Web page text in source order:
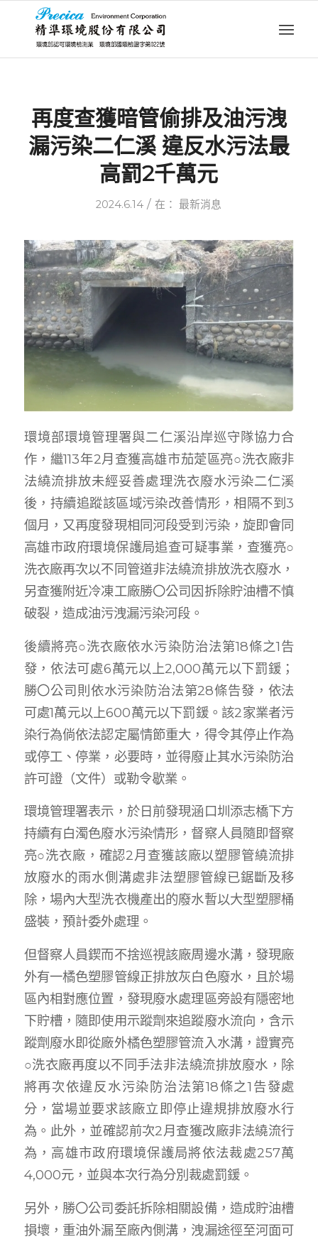
再度查獲暗管偷排及油污洩
漏污染二仁溪 違反水污法最
高罰2千萬元
2024.6.14 / 在： 最新消息
環境部環境管理署與二仁溪沿岸巡守隊協力合
作，繼113年2月查獲高雄市茄萣區亮○洗衣廠非
法繞流排放未經妥善處理洗衣廢水污染二仁溪
後，持續追蹤該區域污染改善情形，相隔不到3
個月，又再度發現相同河段受到污染，旋即會同
高雄市政府環境保護局追查可疑事業，查獲亮○
洗衣廠再次以不同管道非法繞流排放洗衣廢水，
另查獲附近冷凍工廠勝〇公司因拆除貯油槽不慎
破裂，造成油污洩漏污染河段。
後續將亮○洗衣廠依水污染防治法第18條之1告
發，依法可處6萬元以上2,000萬元以下罰鍰；
勝〇公司則依水污染防治法第28條告發，依法
可處1萬元以上600萬元以下罰鍰。該2家業者污
染行為倘依法認定屬情節重大，得令其停止作為
或停工、停業，必要時，並得廢止其水污染防治
許可證（文件）或勒令歇業。
環境管理署表示，於日前發現涵口圳添志橋下方
持續有白濁色廢水污染情形，督察人員隨即督察
亮○洗衣廠，確認2月查獲該廠以塑膠管繞流排
放廢水的雨水側溝處非法塑膠管線已鋸斷及移
除，場內大型洗衣機產出的廢水暫以大型塑膠桶
盛裝，預計委外處理。
但督察人員鍥而不捨巡視該廠周邊水溝，發現廠
外有一橘色塑膠管線正排放灰白色廢水，且於場
區內相對應位置，發現廢水處理區旁設有隱密地
下貯槽，隨即使用示蹤劑來追蹤廢水流向，含示
蹤劑廢水即從廠外橘色塑膠管流入水溝，證實亮
○洗衣廠再度以不同手法非法繞流排放廢水，除
將再次依違反水污染防治法第18條之1告發處
分，當場並要求該廠立即停止違規排放廢水行
為。此外，並確認前次2月查獲改廠非法繞流行
為，高雄市政府環境保護局將依法裁處257萬
4,000元，並與本次行為分別裁處罰鍰。
另外，勝〇公司委託拆除相關設備，造成貯油槽
損壞，重油外漏至廠內側溝，洩漏途徑至河面可